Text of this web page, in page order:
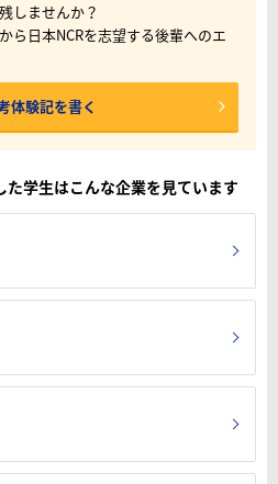
しませんか？
ら日本NCRを志望する後輩へのエ
体験記を書く
た学生はこんな企業を見ています